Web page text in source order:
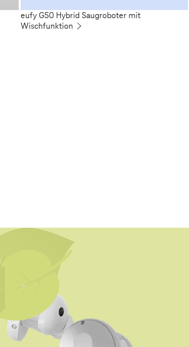
eufy G50 Hybrid Saugroboter mit
Wischfunktion